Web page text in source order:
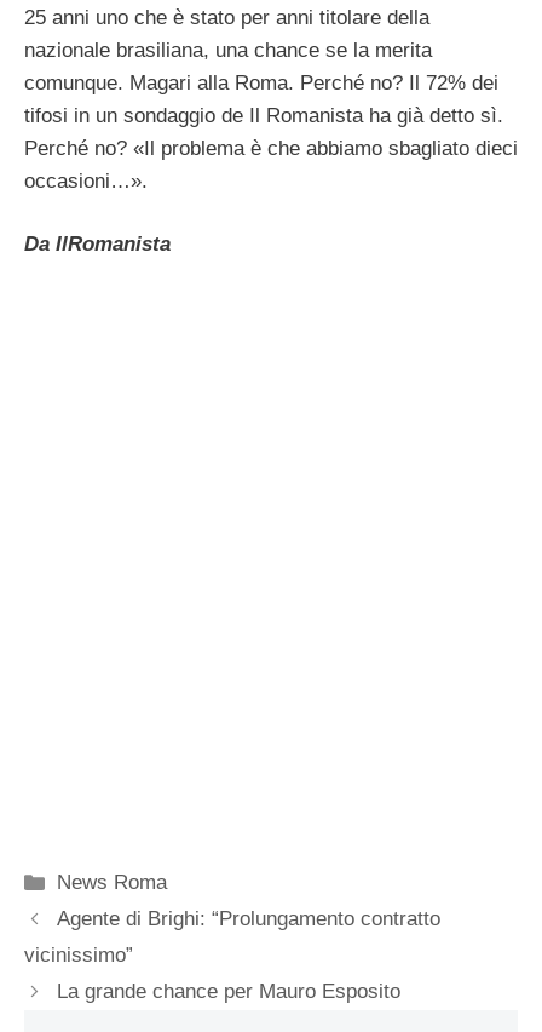
25 anni uno che è stato per anni titolare della
nazionale brasiliana, una chance se la merita
comunque. Magari alla Roma. Perché no? Il 72% dei
tifosi in un sondaggio de Il Romanista ha già detto sì.
Perché no? «Il problema è che abbiamo sbagliato dieci
occasioni…».
Da IlRomanista
Categorie
News Roma
Agente di Brighi: “Prolungamento contratto
vicinissimo”
La grande chance per Mauro Esposito